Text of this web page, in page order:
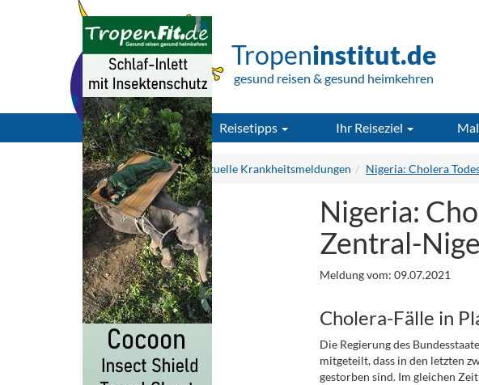
Tropeninstitut.de
gesund reisen & gesund heimkehren
Reisetipps Ihr Reiseziel
Tropeninstitut.de Aktuelle Krankheitsmeldungen Nigeria: Cholera
Nigeria:
Zentral-
Meldung vom: 09.07.2021
Cholera-Fälle in
Die Regierung des
mitgeteilt, dass in den letzten
gestorben sind. Im gleichen